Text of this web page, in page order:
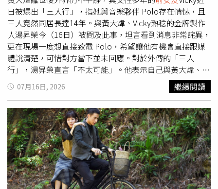
呼籲法官速審速結，趕快槍斃殺人兇手。王父說，黃麟凱無
教化可能，判100個死刑也不為過，案發後，家人立刻搬
家，但王女的3個姊姊一直活在陰影中，現在還在接受心理
輔導，若黃男未判死刑再回來找他們，「怎麼辦？」法務部
長鄭銘謙去年初執行死刑，王父感嘆正義終於來臨，雖晚未
遲。
日被爆出「三人行」，指她與音樂夥伴 Polo存在情愫，且
三人竟然同居長達14年。與黃大煒、Vicky熟稔的金牌製作
人湯昇榮今（16日）被問及此事，坦言看到消息非常詫異，
更在現場一度想直接致電 Polo，希望讓他有機會直接跟媒
體說清楚，可惜對方當下並未回應。對於外傳的「三人
行」，湯昇榮直言「不太可能」。他表示自己與黃大煒、
Vicky認識超過二十五年，「我自己長期跟他們相處，這兩
年我跟 Polo 很好，大家都是因為喜歡音樂玩在一起。Vicky
姐身體比較不好，但她總是表現得很堅強。我剛剛看到這個
（三人行）消息，我是完全不相信的。」湯昇榮更直白形
容，在他們的相處模式中，「Polo 就是小弟啊！」至於
Polo 到底有沒有其他另一半，湯昇榮表示不清楚，因為大
家每次碰面都是他們三人一起出現。湯昇榮坦言，得知黃大
煒過世的消息時大家都非常震驚（Shock），「走的時候，
第一個傳訊息給我的是鈞甯，大家都覺得怎麼會這樣子？」
他透露，這陣子一直試圖聯絡 Vicky，換了三種聯絡方式、
07月16日, 2026 繼續閱讀